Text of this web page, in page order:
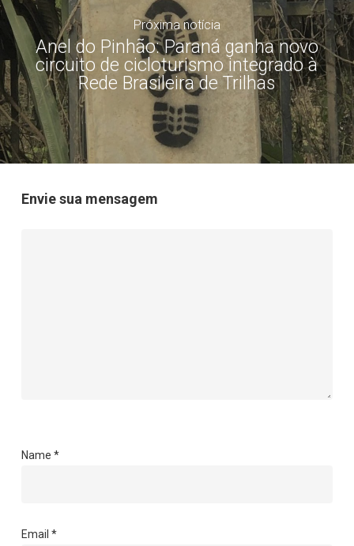
Próxima notícia
Anel do Pinhão: Paraná ganha novo
circuito de cicloturismo integrado à
Rede Brasileira de Trilhas
Envie sua mensagem
Name *
Email *